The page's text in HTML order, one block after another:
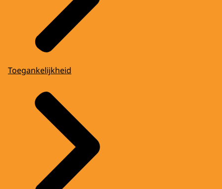
Toegankelijkheid